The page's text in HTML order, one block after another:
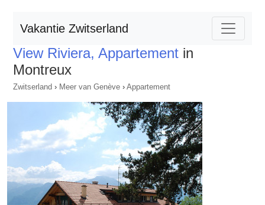
Vakantie Zwitserland
View Riviera, Appartement in
Montreux
Zwitserland › Meer van Genève › Appartement